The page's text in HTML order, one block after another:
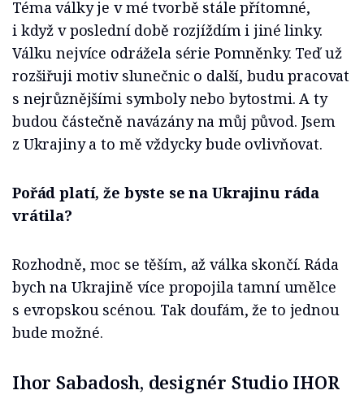
Téma války je v mé tvorbě stále přítomné,
i když v poslední době rozjíždím i jiné linky.
Válku nejvíce odrážela série Pomněnky. Teď už
rozšiřuji motiv slunečnic o další, budu pracovat
s nejrůznějšími symboly nebo bytostmi. A ty
budou částečně navázány na můj původ. Jsem
z Ukrajiny a to mě vždycky bude ovlivňovat.
Pořád platí, že byste se na Ukrajinu ráda
vrátila?
Rozhodně, moc se těším, až válka skončí. Ráda
bych na Ukrajině více propojila tamní umělce
s evropskou scénou. Tak doufám, že to jednou
bude možné.
Ihor Sabadosh, designér Studio IHOR